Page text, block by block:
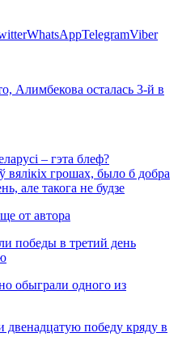
WhatsAppTelegramViber
Алимбекова осталась 3-й в
– гэта блеф?
грошах, было б добра
але такога не будзе
от автора
победы в третий день
обыграли одного из
победу кряду в